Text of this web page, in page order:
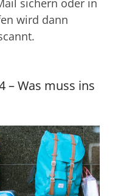
sichern oder in
wird dann
– Was muss ins